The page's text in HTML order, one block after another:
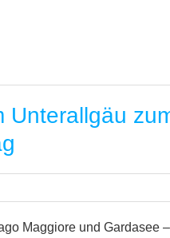
Unterallgäu
Maggiore und Gardasee